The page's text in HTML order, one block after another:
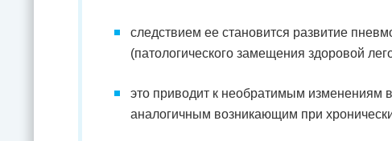
следствием ее становится развитие
(патологического замещения здоровой
это приводит к необратимым изменениям
аналогичным возникающим при